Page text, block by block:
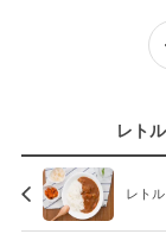
レト
レト